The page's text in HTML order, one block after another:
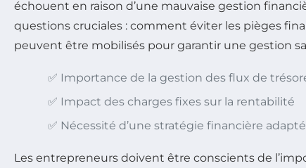
échouent en raison d’une mauvaise gestion
questions cruciales : comment éviter les pièges
peuvent être mobilisés pour garantir une gestion
✅ Importance de la gestion des flux de
✅ Impact des charges fixes sur la rentabilité
✅ Nécessité d’une stratégie financière
Les entrepreneurs doivent être conscients de